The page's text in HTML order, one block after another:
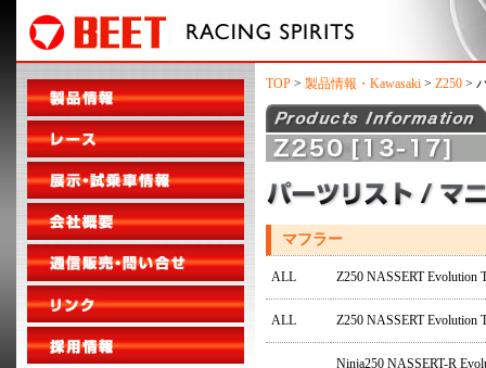
TOP > 製品情報・Kawasaki > Z250 >
マフラー
ALL Z250 NASSERT
ALL Z250 NASSERT Evolution
Ninja250 NASSERT-R